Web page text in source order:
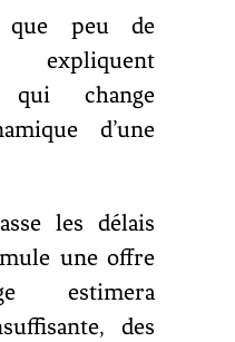
peu de
change
d’une
les délais
une offre
estimera
des